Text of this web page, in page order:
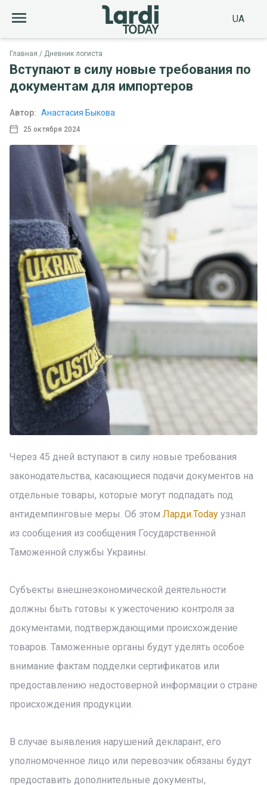
UA
Главная Дневник логиста
Вступают в силу новые требования по
документам для импортеров
25 октября 2024
Автор: Анастасия Быкова
Через 45 дней вступают в силу новые требования
законодательства, касающиеся подачи документов на
отдельные товары, которые могут подпадать под
антидемпинговые меры. Об этом Ларди.Today узнал
из сообщения из сообщения Государственной
Таможенной службы Украины.
Субъекты внешнеэкономической деятельности
должны быть готовы к ужесточению контроля за
документами, подтверждающими происхождение
товаров. Таможенные органы будут уделять особое
внимание фактам подделки сертификатов или
предоставлению недостоверной информации о стране
происхождения продукции.
В случае выявления нарушений декларант, его
уполномоченное лицо или перевозчик обязаны будут
предоставить дополнительные документы,